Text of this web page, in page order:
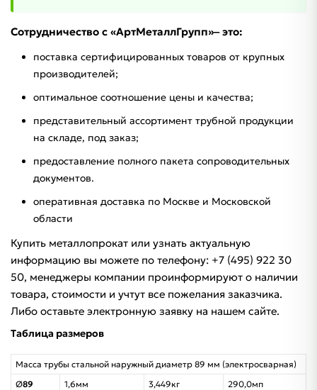
Сотрудничество с «АртМеталлГрупп»‒ это:
поставка сертифицированных товаров от крупных
производителей;
оптимальное соотношение цены и качества;
представительный ассортимент трубной продукции
на складе, под заказ;
предоставление полного пакета сопроводительных
документов.
оперативная доставка по Москве и Московской
области
Купить металлопрокат или узнать актуальную
информацию вы можете по телефону: +7 (495) 922 30
50, менеджеры компании проинформируют о наличии
товара, стоимости и учтут все пожелания заказчика.
Либо оставьте электронную заявку на нашем сайте.
Таблица размеров
Масса трубы стальной наружный диаметр 89 мм (электросварная)
Ø89 1,6мм 3,449кг
290,0мп